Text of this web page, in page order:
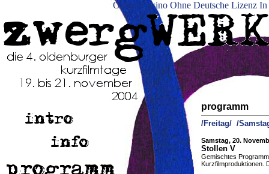
Online Casino Ohne Deutsche Lizenz In
programm
/Freitag/ /
Samstag, 20.
Stollen V
Gemischtes
Kurzfilmproduktionen.